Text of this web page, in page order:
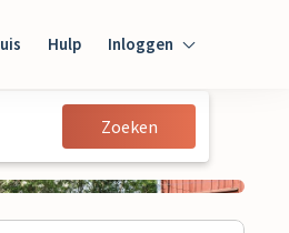
Hulp Inloggen
Inloggen
Gast
Zoeken